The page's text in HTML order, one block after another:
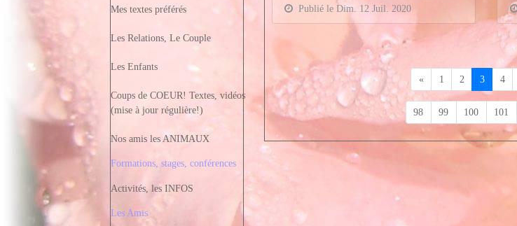
Mes textes préférés
Les Relations, Le Couple
Les Enfants
Coups de COEUR! Textes, vidéos
(mise à jour régulière!)
Nos amis les ANIMAUX
Formations, stages, conférences
Activités, les INFOS
Les Amis
Publié le Dim. 12 Juil. 2020
«Précédent
1 2 3 4
98 99 100 101